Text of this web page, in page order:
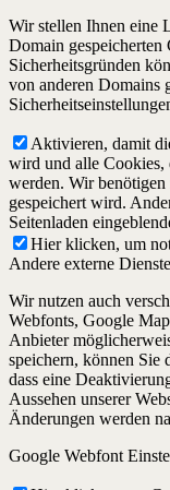
Wir stellen Ihnen eine
Domain
Sicherheitsgründen
von anderen Domains
Aktivieren, damit
wird und alle Cookies,
werden. Wir
gespeichert wird.
Seitenladen
Hier klicken, um
Andere externe Dienste
Wir nutzen auch
Webfonts, Google
Anbieter
speichern, können Sie
dass eine
Aussehen unserer
Änderungen werden
Google Webfont